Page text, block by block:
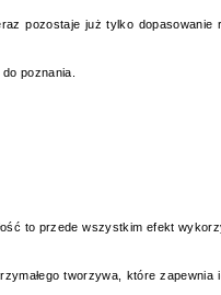
pozostaje już tylko dopasowanie
poznania.
to przede wszystkim efekt
tworzywa, które